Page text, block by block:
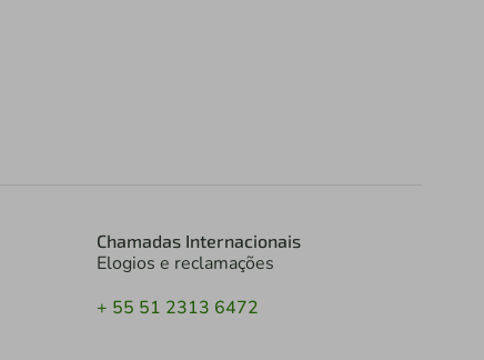
Chamadas Internacionais
Elogios e reclamações
+ 55 51 2313 6472